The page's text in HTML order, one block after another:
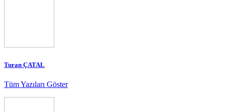
Turan ÇATAL
Tüm Yazıları Göster